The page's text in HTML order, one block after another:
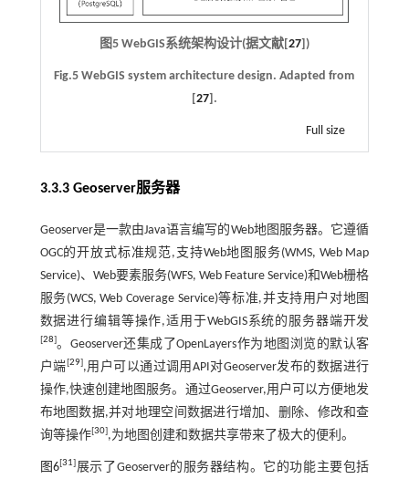
图5 WebGIS系统架构设计(据文献[27])
Fig.5 WebGIS system architecture design. Adapted from
[27].
Full size
3.3.3 Geoserver服务器
Geoserver是一款由Java语言编写的Web地图服务器。它遵循
OGC的开放式标准规范,支持Web地图服务(WMS, Web Map
Service)、Web要素服务(WFS, Web Feature Service)和Web栅格
服务(WCS, Web Coverage Service)等标准,并支持用户对地图
数据进行编辑等操作,适用于WebGIS系统的服务器端开发
[28]。Geoserver还集成了OpenLayers作为地图浏览的默认客
户端[29],用户可以通过调用API对Geoserver发布的数据进行
操作,快速创建地图服务。通过Geoserver,用户可以方便地发
布地图数据,并对地理空间数据进行增加、删除、修改和查
询等操作[30],为地图创建和数据共享带来了极大的便利。
图6[31] 展示了Geoserver的服务器结构。它的功能主要包括